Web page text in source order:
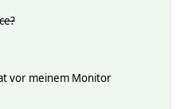
vor meinem Monitor